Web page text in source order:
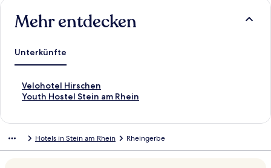
Mehr entdecken
Unterkünfte
Velohotel Hirschen
L
i
e
Youth Hostel Stein am Rhein
L
d
Hotels in Stein am Rhein Rheingerbe